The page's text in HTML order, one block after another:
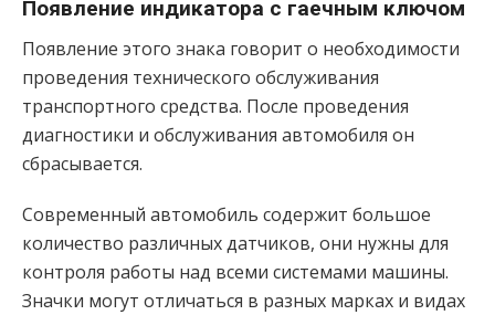
Появление индикатора с гаечным ключом
Появление этого знака говорит о необходимости
проведения технического обслуживания
транспортного средства. После проведения
диагностики и обслуживания автомобиля он
сбрасывается.
Современный автомобиль содержит большое
количество различных датчиков, они нужны для
контроля работы над всеми системами машины.
Значки могут отличаться в разных марках и видах